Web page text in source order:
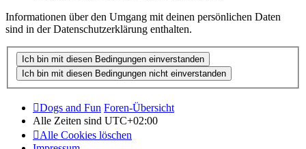
Informationen über den Umgang mit deinen persönlichen Daten
sind in der Datenschutzerklärung enthalten.
Dogs and Fun Foren-Übersicht
Alle Zeiten sind UTC+02:00
Alle Cookies löschen